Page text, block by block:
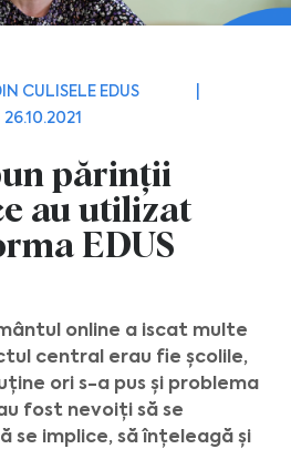
CULISELE EDUS
26.10.2021
părinții
au utilizat
EDUS
online a iscat multe
central erau fie școlile,
ori s-a pus și problema
fost nevoiți să se
se implice, să înțeleagă și